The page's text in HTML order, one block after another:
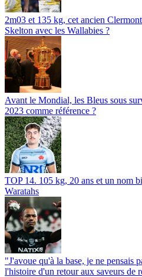
2m03 et 135 kg, cet ancien
Skelton avec les Wallabies ?
Avant le Mondial, les Bleus sous
2023 comme référence ?
TOP 14. 105 kg, 20 ans et un nom
Waratahs
"J'avoue qu'à la base, je ne pensais
l'histoire d'un retour aux saveurs de